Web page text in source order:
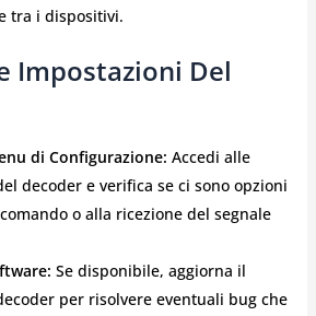
tra i dispositivi.
Impostazioni Del
di Configurazione: Accedi alle
decoder e verifica se ci sono opzioni
o alla ricezione del segnale
Se disponibile, aggiorna il
per risolvere eventuali bug che